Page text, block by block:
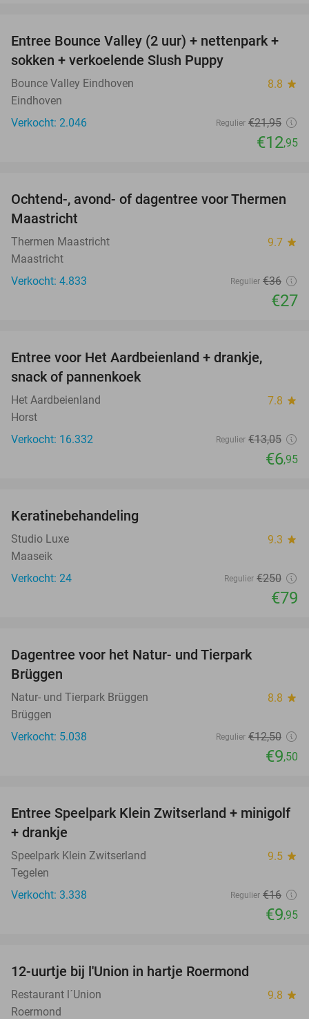
41%
Entree Bounce Valley (2 uur) + nettenpark +
sokken + verkoelende Slush Puppy
Bounce Valley Eindhoven 8.8 star
Eindhoven
Verkocht: 2.046
Regulier €21,95
€12,95
25%
Ochtend-, avond- of dagentree voor Thermen
Maastricht
Thermen Maastricht 9.7 star
Maastricht
Verkocht: 4.833
Regulier €36
€27
Entree voor Het Aardbeienland + drankje,
snack of pannenkoek
Het Aardbeienland 7.8 star
Horst
Verkocht: 16.332
Regulier €13,05
€6,95
Keratinebehandeling
Studio Luxe 9.3 star
Maaseik
Verkocht: 24
Regulier €250
€79
Dagentree voor het Natur- und Tierpark
Brüggen
Natur- und Tierpark Brüggen 8.8 star
Brüggen
Verkocht: 5.038
Regulier €12,50
€9,50
38%
Entree Speelpark Klein Zwitserland + minigolf
+ drankje
Speelpark Klein Zwitserland 9.5 star
Tegelen
Verkocht: 3.338
Regulier €16
€9,95
12-uurtje bij l'Union in hartje Roermond
Restaurant l´Union 9.8 star
Roermond